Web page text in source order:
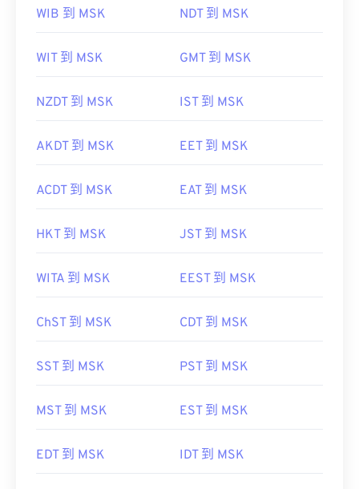
WIB 到 MSK NDT 到 MSK
WIT 到 MSK GMT 到 MSK
NZDT 到 MSK IST 到 MSK
AKDT 到 MSK EET 到 MSK
ACDT 到 MSK EAT 到 MSK
HKT 到 MSK JST 到 MSK
WITA 到 MSK EEST 到 MSK
ChST 到 MSK CDT 到 MSK
SST 到 MSK PST 到 MSK
MST 到 MSK EST 到 MSK
EDT 到 MSK IDT 到 MSK